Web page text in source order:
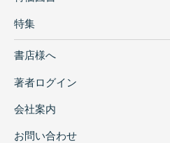
特集
書店様へ
著者ログイン
会社案内
お問い合わせ